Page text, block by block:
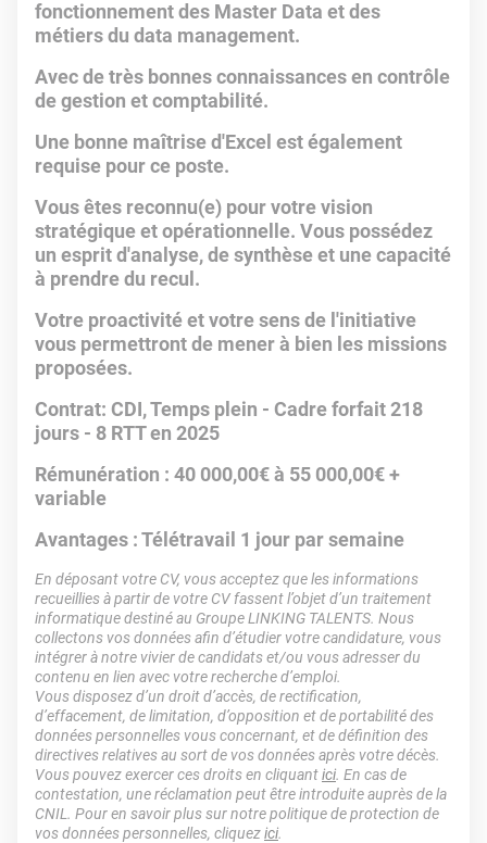
fonctionnement des Master Data et des
métiers du data management.
Avec de très bonnes connaissances en contrôle
de gestion et comptabilité.
Une bonne maîtrise d'Excel est également
requise pour ce poste.
Vous êtes reconnu(e) pour votre vision
stratégique et opérationnelle. Vous possédez
un esprit d'analyse, de synthèse et une capacité
à prendre du recul.
Votre proactivité et votre sens de l'initiative
vous permettront de mener à bien les missions
proposées.
Contrat: CDI, Temps plein - Cadre forfait 218
jours - 8 RTT en 2025
Rémunération : 40 000,00€ à 55 000,00€ +
variable
Avantages : Télétravail 1 jour par semaine
En déposant votre CV, vous acceptez que les informations
recueillies à partir de votre CV fassent l’objet d’un traitement
informatique destiné au Groupe LINKING TALENTS. Nous
collectons vos données afin d’étudier votre candidature, vous
intégrer à notre vivier de candidats et/ou vous adresser du
contenu en lien avec votre recherche d’emploi.
Vous disposez d’un droit d’accès, de rectification,
d’effacement, de limitation, d’opposition et de portabilité des
données personnelles vous concernant, et de définition des
directives relatives au sort de vos données après votre décès.
Vous pouvez exercer ces droits en cliquantici. En cas de
contestation, une réclamation peut être introduite auprès de la
CNIL. Pour en savoir plus sur notre politique de protection de
vos données personnelles, cliquezici.